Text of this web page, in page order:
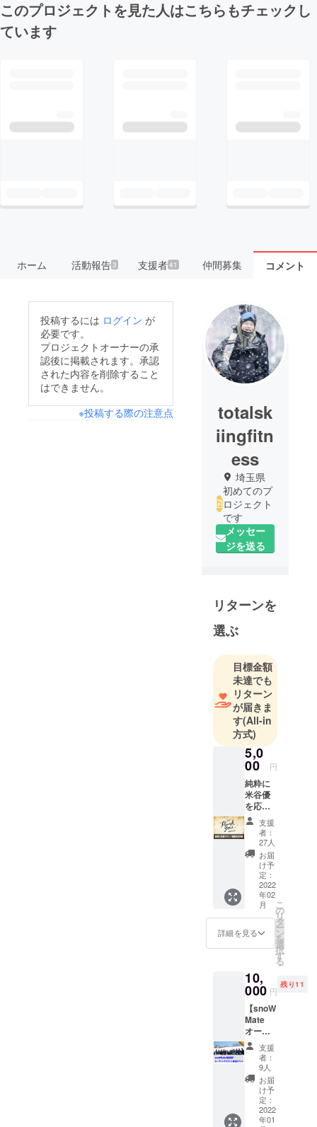
このプロジェクトを見た人はこちらもチェックし
ています
ホーム 活動報告3 支援者41 仲間募集 コメント
投稿するには ログイン が
必要です。
プロジェクトオーナーの承
認後に掲載されます。承認
された内容を削除すること
はできません。
※投稿する際の注意点
totalsk
iingfitn
ess
埼玉県
初めてのプ
ロジェクト
です
メッセー
ジを送る
リターンを
選ぶ
目標金額
未達でも
リターン
が届きま
す(All-in
方式)
5,0
00 円
純粋に
米谷優
を応
援！
【感謝
のお手
紙】 純
粋に米
谷優を
応援し
ていた
だくプ
ランで
す。 感
謝のお
手紙を
しま
す。気
持ちを
込めて
書きま
すが、
元々字
がとて
も汚い
のでご
承知お
きくだ
さい。
支援
者：
27人
お届
け予
定：
2022
年02
月
詳細を見る
こ
の
リ
タ
ー
ン
を
選
択
す
る
10,
000 円
残り11
【snoW
Mate
オープ
ニング
イベン
トの参
加チ
ケッ
ト】 ス
キー場
で一緒
支援
者：
9人
お届
け予
定：
2022
年01